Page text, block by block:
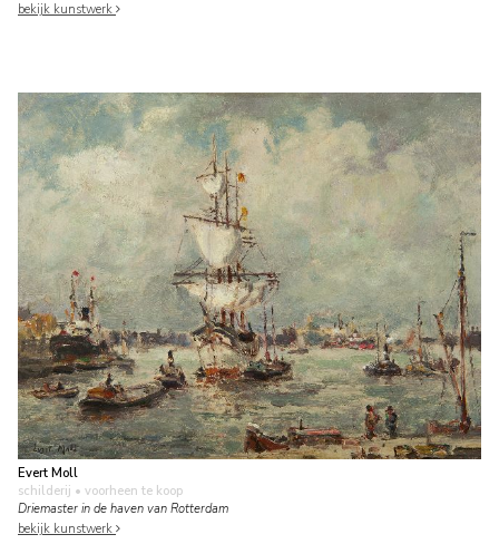
bekijk kunstwerk
Evert Moll
schilderij • voorheen te koop
Driemaster in de haven van Rotterdam
bekijk kunstwerk